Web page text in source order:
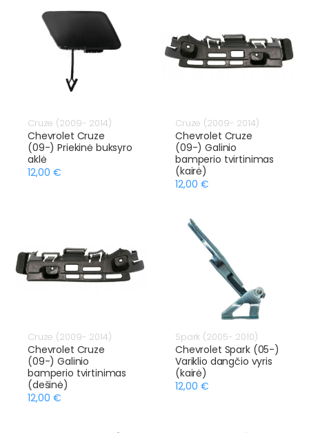
Cruze (2009- 2014)
Chevrolet Cruze
(09-) Priekinė buksyro
aklė
12,00 €
Cruze (2009- 2014)
Chevrolet Cruze
(09-) Galinio
bamperio tvirtinimas
(kairė)
12,00 €
Cruze (2009- 2014)
Chevrolet Cruze
(09-) Galinio
bamperio tvirtinimas
(dešinė)
12,00 €
Spark (2005- 2010)
Chevrolet Spark (05-)
Variklio dangčio vyris
(kairė)
12,00 €